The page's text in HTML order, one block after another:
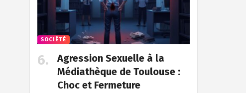
SOCIÉTÉ
Agression Sexuelle à la
Médiathèque de Toulouse :
Choc et Fermeture